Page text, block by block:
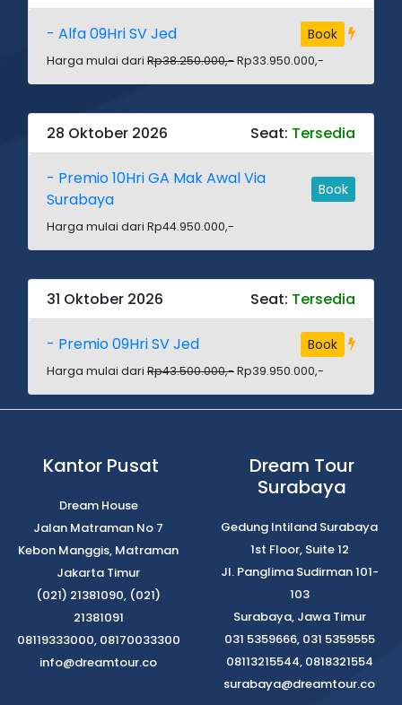
- Alfa 09Hri SV Jed Book
Harga mulai dari Rp38.250.000,-Rp33.950.000,-
28 Oktober 2026 Seat: Tersedia
- Premio 10Hri GA Mak Awal Via
Surabaya
Book
Harga mulai dari Rp44.950.000,-
31 Oktober 2026 Seat: Tersedia
- Premio 09Hri SV Jed Book
Harga mulai dari Rp43.500.000,-Rp39.950.000,-
Kantor Pusat
Dream House
Jalan Matraman No 7
Kebon Manggis, Matraman
Jakarta Timur
(021) 21381090, (021)
21381091
08119333000, 08170033300
info@dreamtour.co
Dream Tour
Surabaya
Gedung Intiland Surabaya
1st Floor, Suite 12
Jl. Panglima Sudirman 101-
103
Surabaya, Jawa Timur
031 5359666, 031 5359555
08113215544, 0818321554
surabaya@dreamtour.co